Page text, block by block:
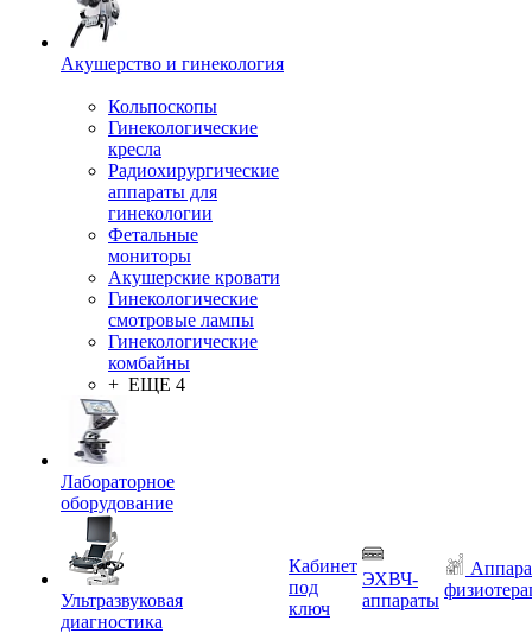
Акушерство и гинекология
Кольпоскопы
Гинекологические
кресла
Радиохирургические
аппараты для
гинекологии
Фетальные
мониторы
Акушерские кровати
Гинекологические
смотровые лампы
Гинекологические
комбайны
+ ЕЩЕ 4
Лабораторное
оборудование
Ультразвуковая
диагностика
Кабинет
под
ключ
ЭХВЧ-
аппараты